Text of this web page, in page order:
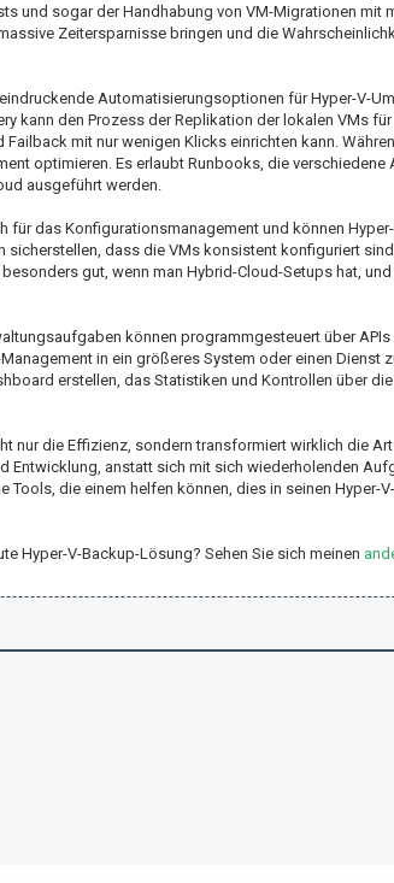
und sogar der Handhabung von VM-Migrationen mit
Zeitersparnisse bringen und die
Automatisierungsoptionen für Hyper-V-
kann den Prozess der Replikation der lokalen VMs
mit nur wenigen Klicks einrichten kann.
optimieren. Es erlaubt Runbooks, die verschiedene
ausgeführt werden.
für das Konfigurationsmanagement und können
dass die VMs konsistent konfiguriert
gut, wenn man Hybrid-Cloud-Setups hat,
können programmgesteuert über APIs
in ein größeres System oder einen Dienst
erstellen, das Statistiken und Kontrollen über
die Effizienz, sondern transformiert wirklich die
anstatt sich mit sich wiederholenden
die einem helfen können, dies in seinen Hyper-
Hyper-V-Backup-Lösung? Sehen Sie sich meinen